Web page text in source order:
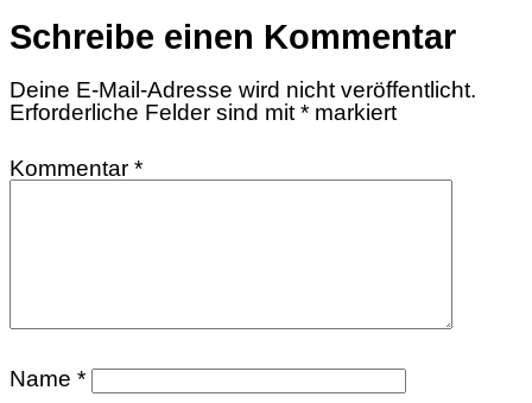
Schreibe einen Kommentar
Deine E-Mail-Adresse wird nicht veröffentlicht.
Erforderliche Felder sind mit * markiert
Kommentar *
Name *